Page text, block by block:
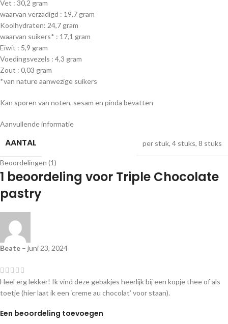
Vet : 30,2 gram
waarvan verzadigd : 19,7 gram
Koolhydraten: 24,7 gram
waarvan suikers* : 17,1 gram
Eiwit : 5,9 gram
Voedingsvezels : 4,3 gram
Zout : 0,03 gram
*van nature aanwezige suikers
Kan sporen van noten, sesam en pinda bevatten
Aanvullende informatie
AANTAL per stuk, 4 stuks, 8 stuks
Beoordelingen (1)
1 beoordeling voor Triple Chocolate
pastry
Beate – juni 23, 2024
Heel erg lekker! Ik vind deze gebakjes heerlijk bij een kopje thee of als
toetje (hier laat ik een ‘creme au chocolat’ voor staan).
Een beoordeling toevoegen